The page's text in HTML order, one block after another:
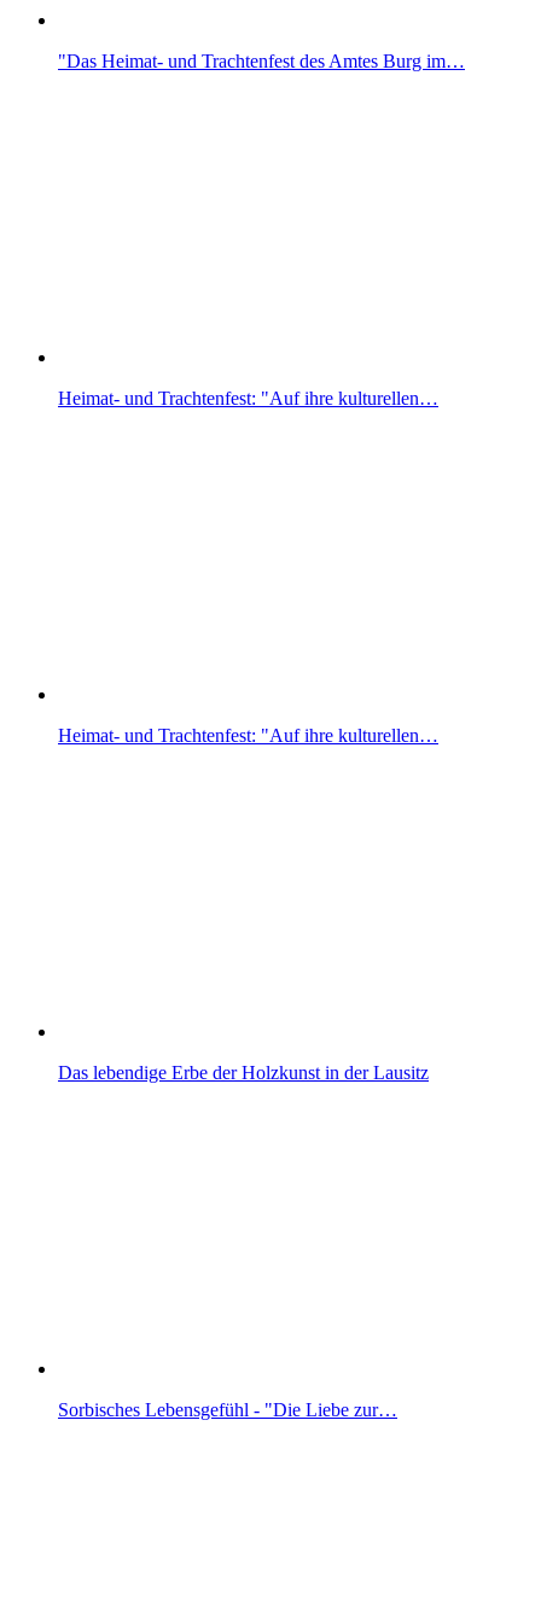
"Das Heimat- und Trachtenfest des Amtes Burg im…
Heimat- und Trachtenfest: "Auf ihre kulturellen…
Heimat- und Trachtenfest: "Auf ihre kulturellen…
Das lebendige Erbe der Holzkunst in der Lausitz
Sorbisches Lebensgefühl - "Die Liebe zur…